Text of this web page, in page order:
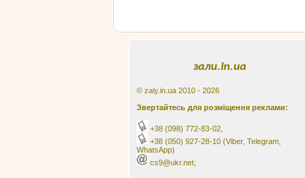
зали.in.ua
© zaly.in.ua 2010 - 2026
Звертайтесь для розміщення реклами:
+38 (098) 772-83-02
+38 (050) 927-28-10 (Viber, Telegram,
WhatsApp)
cs9@ukr.net;